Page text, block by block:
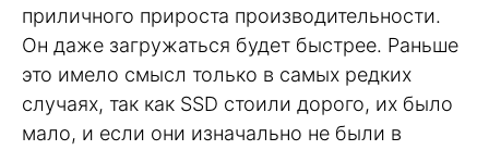
приличного прироста производительности.
Он даже загружаться будет быстрее. Раньше
это имело смысл только в самых редких
случаях, так как SSD стоили дорого, их было
мало, и если они изначально не были в